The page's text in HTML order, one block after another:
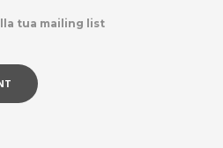
tua mailing list